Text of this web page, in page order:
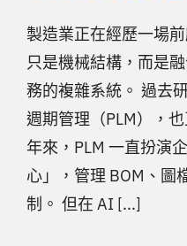
製造業正在經歷一場
只是機械結構，而是
務的複雜系統。 過去
週期管理（PLM），
年來，PLM 一直扮演
心」，管理 BOM、圖
制。 但在 AI [...]